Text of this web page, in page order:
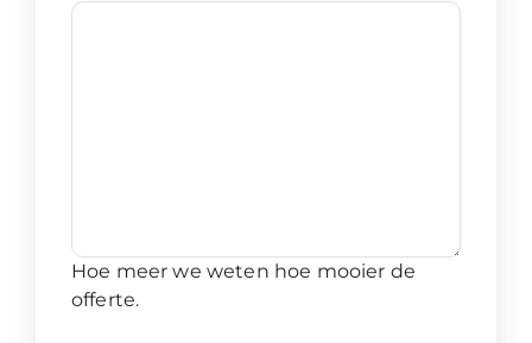
Hoe meer we weten hoe mooier de
offerte.